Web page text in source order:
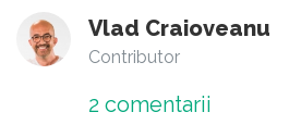
Vlad Craioveanu
Contributor
2 comentarii